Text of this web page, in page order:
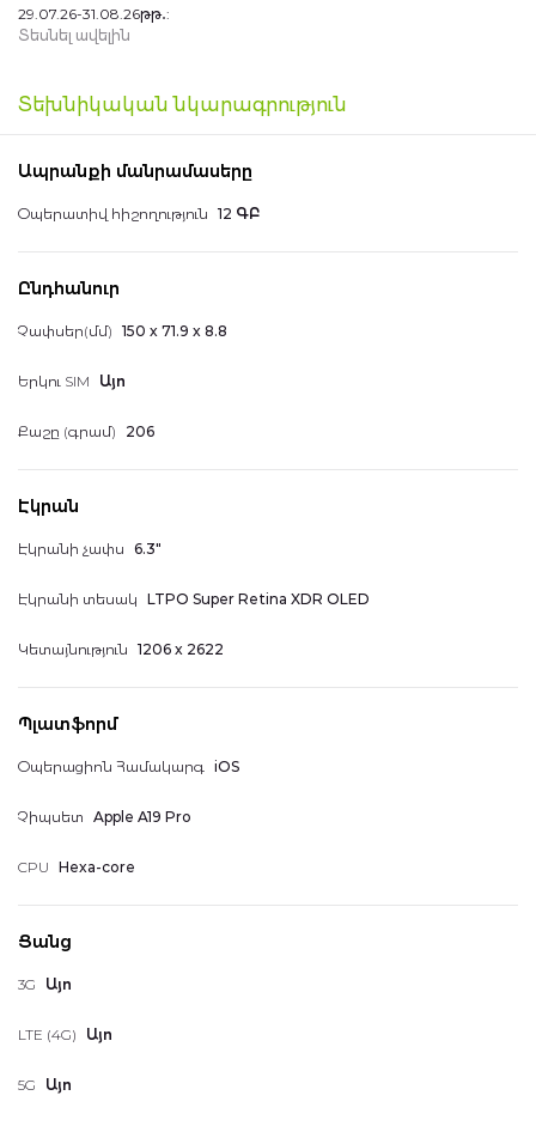
29.07.26-31.08.26թթ․:
Տեսնել ավելին
Տեխնիկական նկարագրություն
Ապրանքի մանրամասերը
Օպերատիվ հիշողություն 12 ԳԲ
Ընդհանուր
Չափսեր(մմ) 150 x 71.9 x 8.8
Երկու SIM Այո
Քաշը (գրամ) 206
Էկրան
Էկրանի չափս 6.3"
Էկրանի տեսակ LTPO Super Retina XDR OLED
Կետայնություն 1206 x 2622
Պլատֆորմ
Օպերացիոն Համակարգ iOS
Չիպսետ Apple A19 Pro
CPU Hexa-core
Ցանց
3G Այո
LTE (4G) Այո
5G Այո